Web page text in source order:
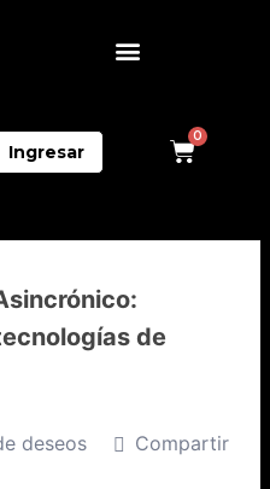
Menú
Ingresar
0
de
deseos Compartir